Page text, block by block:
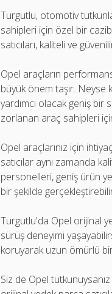
Turgutlu, otomotiv
sahipleri için özel bir
satıcıları, kaliteli ve
Opel araçların
büyük önem taşır. Neyse
yardımcı olacak geniş bir
zorlanan araç sahipleri
Opel araçlarınız için
satıcılar aynı zamanda
personelleri, geniş ürün
bir şekilde
Turgutlu'da Opel orijinal
sürüş deneyimi
koruyarak uzun ömürlü
Siz de Opel